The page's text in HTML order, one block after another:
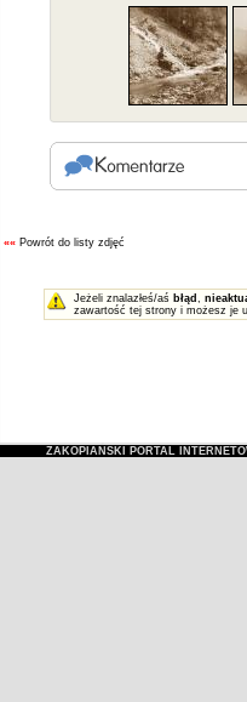
«« Powrót do listy zdjęć
Jeżeli znalazłeś/aś błąd ,
zawartość tej strony i możesz je
ZAKOPIAŃSKI PORTAL